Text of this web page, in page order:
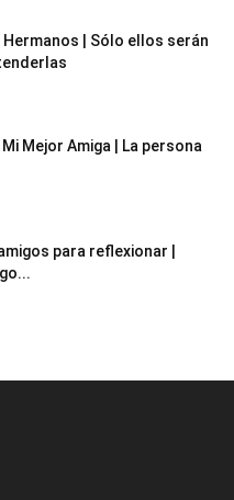
Hermanos | Sólo ellos serán
Mejor Amiga | La persona
para reflexionar |